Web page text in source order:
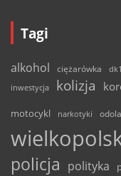
Tagi
alkohol ciężarówka
inwestycja
kolizja
motocykl narkotyki
policja polityka